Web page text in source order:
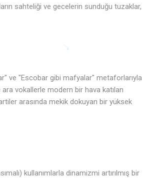
sahteliği ve gecelerin sunduğu tuzaklar,
ve "Escobar gibi mafyalar" metaforlarıyla
ara vokallerle modern bir hava katılan
arasında mekik dokuyan bir yüksek
kullanımlarla dinamizmi artırılmış bir